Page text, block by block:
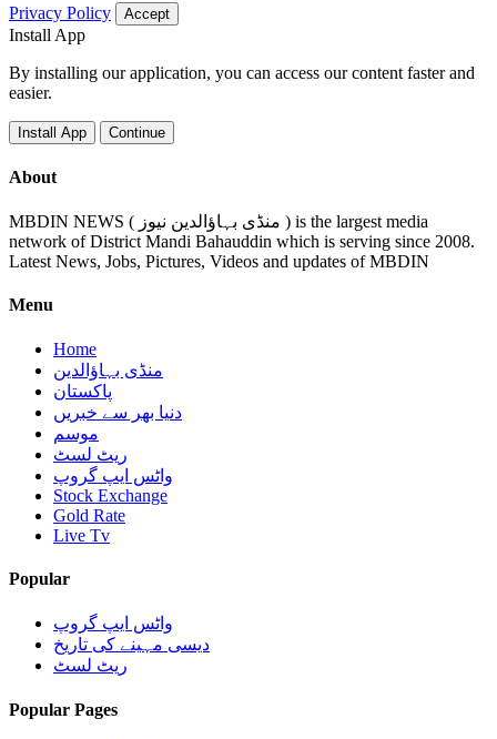
Privacy Policy Accept
Install App
By installing our application, you can access our content faster and
easier.
Install App Continue
About
MBDIN NEWS ( منڈی بہاؤالدین نیوز ) is the largest media
network of District Mandi Bahauddin which is serving since 2008.
Latest News, Jobs, Pictures, Videos and updates of MBDIN
Menu
Home
منڈی بہاؤالدین
پاکستان
دنیا بھر سے خبریں
موسم
ریٹ لسٹ
واٹس ایپ گروپ
Stock Exchange
Gold Rate
Live Tv
Popular
واٹس ایپ گروپ
دیسی مہینے کی تاریخ
ریٹ لسٹ
Popular Pages